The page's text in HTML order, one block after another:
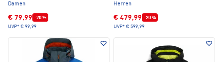
Damen
€ 79,99 -20 %
UVP* € 99,99
Herren
€ 479,99 -20 %
UVP* € 599,99